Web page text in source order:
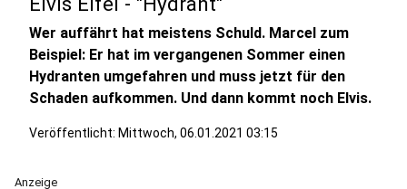
Wer auffährt hat meistens Schuld. Marcel zum
Beispiel: Er hat im vergangenen Sommer einen
Hydranten umgefahren und muss jetzt für den
Schaden aufkommen. Und dann kommt noch Elvis.
Veröffentlicht: Mittwoch, 06.01.2021 03:15
Anzeige